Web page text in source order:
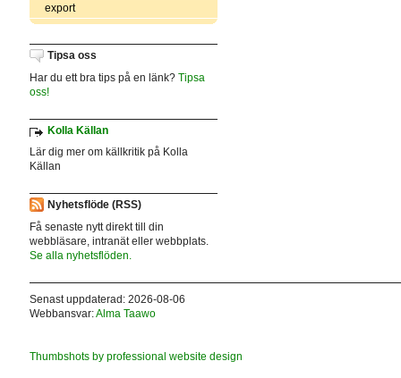
export
Tipsa oss
Har du ett bra tips på en länk? Tipsa
oss!
Kolla Källan
Lär dig mer om källkritik på Kolla
Källan
Nyhetsflöde (RSS)
Få senaste nytt direkt till din
webbläsare, intranät eller webbplats.
Se alla nyhetsflöden.
Senast uppdaterad: 2026-08-06
Webbansvar:Alma Taawo
Thumbshots by professional website design